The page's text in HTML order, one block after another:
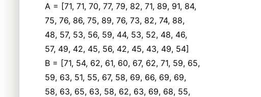
A = [71, 71, 70, 77, 79, 82, 71, 89, 91, 84,
75, 76, 86, 75, 89, 76, 73, 82, 74, 88,
48, 57, 53, 56, 59, 44, 53, 52, 48, 46,
57, 49, 42, 45, 56, 42, 45, 43, 49, 54]
B = [71, 54, 62, 61, 60, 67, 62, 71, 59, 65,
59, 63, 51, 55, 67, 58, 69, 66, 69, 69,
58, 63, 65, 63, 58, 62, 63, 69, 68, 55,